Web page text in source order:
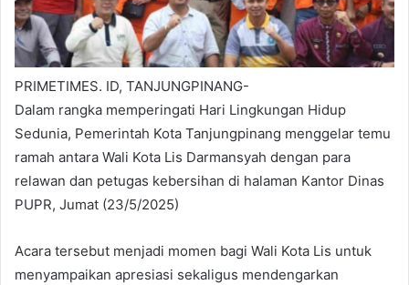
PRIMETIMES. ID, TANJUNGPINANG-
Dalam rangka memperingati Hari Lingkungan Hidup
Sedunia, Pemerintah Kota Tanjungpinang menggelar temu
ramah antara Wali Kota Lis Darmansyah dengan para
relawan dan petugas kebersihan di halaman Kantor Dinas
PUPR, Jumat (23/5/2025)
Acara tersebut menjadi momen bagi Wali Kota Lis untuk
menyampaikan apresiasi sekaligus mendengarkan